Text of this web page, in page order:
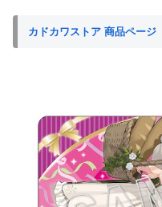
カドカワストア 商品ページ